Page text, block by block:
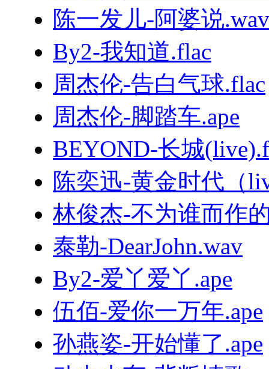
陈一发儿-阿婆说.wav
By2-我知道.flac
周杰伦-告白气球.flac
周杰伦-脚踏车.ape
BEYOND-长城
陈奕迅-黄金时代（
林俊杰-不为谁而作
泰勒-DearJohn.wav
By2-爱丫爱丫.ape
伍佰-爱你一万年.ape
孙燕姿-开始懂了.ape